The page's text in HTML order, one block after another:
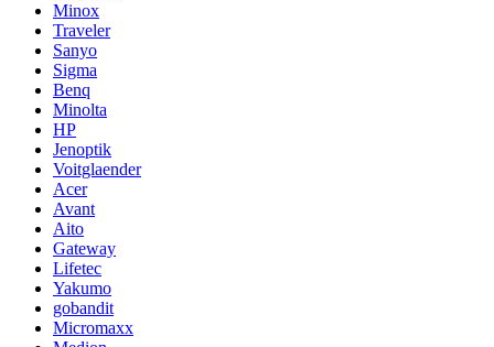
Minox
Traveler
Sanyo
Sigma
Benq
Minolta
HP
Jenoptik
Voitglaender
Acer
Avant
Aito
Gateway
Lifetec
Yakumo
gobandit
Micromaxx